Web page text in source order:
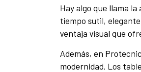
Hay algo que llama
tiempo sutil,
ventaja visual que
Además, en
modernidad. Los